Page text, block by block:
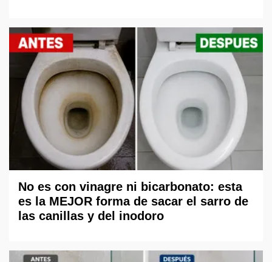
No es con vinagre ni bicarbonato: esta
es la MEJOR forma de sacar el sarro de
las canillas y del inodoro